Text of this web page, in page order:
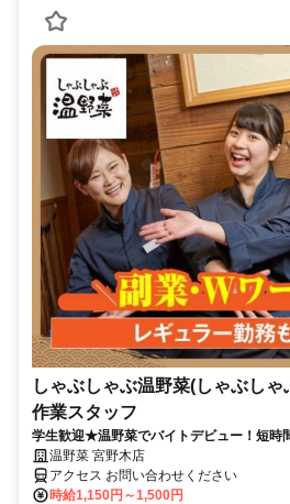
しゃぶしゃぶ温野菜(しゃぶし
作業スタッフ
学生歓迎★温野菜でバイトデビュー！短
補助有★履歴書不要
温野菜 宮野木店
アクセス お問い合わせください
時給1,150円～1,500円